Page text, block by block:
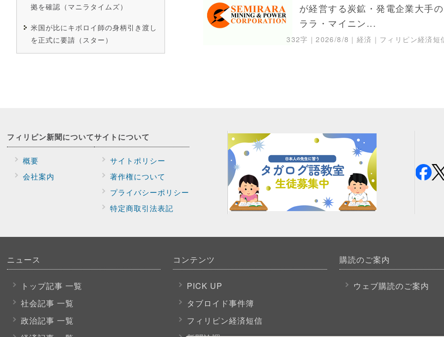
拠を確認（マニラタイムズ）
米国が比にキボロイ師の身柄引き渡し
を正式に要請（スター）
が経営する炭鉱・発電企業大手の
ララ・マイニン...
332字｜2026/8/8 ｜経済｜フィリピン経済短
フィリピン新聞について
概要
会社案内
サイトについて
サイトポリシー
著作権について
プライバシーポリシー
特定商取引法表記
ニュース
トップ記事 一覧
社会記事 一覧
政治記事 一覧
コンテンツ
PICK UP
タブロイド事件簿
フィリピン経済短信
購読のご案内
ウェブ購読のご案内